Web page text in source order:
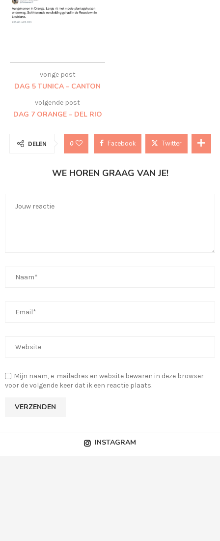
vorige post
DAG 5 TUNICA – CANTON
volgende post
DAG 7 ORANGE – DEL RIO
DELEN 0 Facebook Twitter
WE HOREN GRAAG VAN JE!
Mijn naam, e-mailadres en website bewaren in deze browser
voor de volgende keer dat ik een reactie plaats.
INSTAGRAM